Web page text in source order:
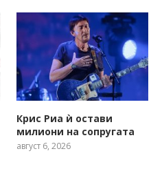
Крис Риа ѝ остави
милиони на сопругата
август 6, 2026